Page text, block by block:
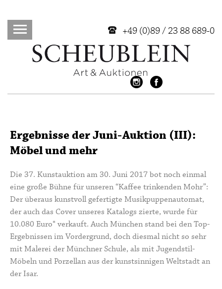
+49 (0)89 / 23 88 689-0
Ergebnisse der Juni-Auktion (III):
Möbel und mehr
Die 37. Kunstauktion am 30. Juni 2017 bot noch einmal
eine große Bühne für unseren “Kaffee trinkenden Mohr”:
Der überaus kunstvoll gefertigte Musikpuppenautomat,
der auch das Cover unseres Katalogs zierte, wurde für
10.080 Euro* verkauft. Auch München stand bei den Top-
Ergebnissen im Vordergrund, doch diesmal nicht so sehr
mit Malerei der Münchner Schule, als mit Jugendstil-
Möbeln und Porzellan aus der kunstsinnigen Weltstadt an
der Isar.